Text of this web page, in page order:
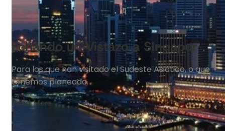
Echando un Vistazo a Singapur
Para los que han visitado el Sudeste Asiático, o que
tenemos planeado…
Read More